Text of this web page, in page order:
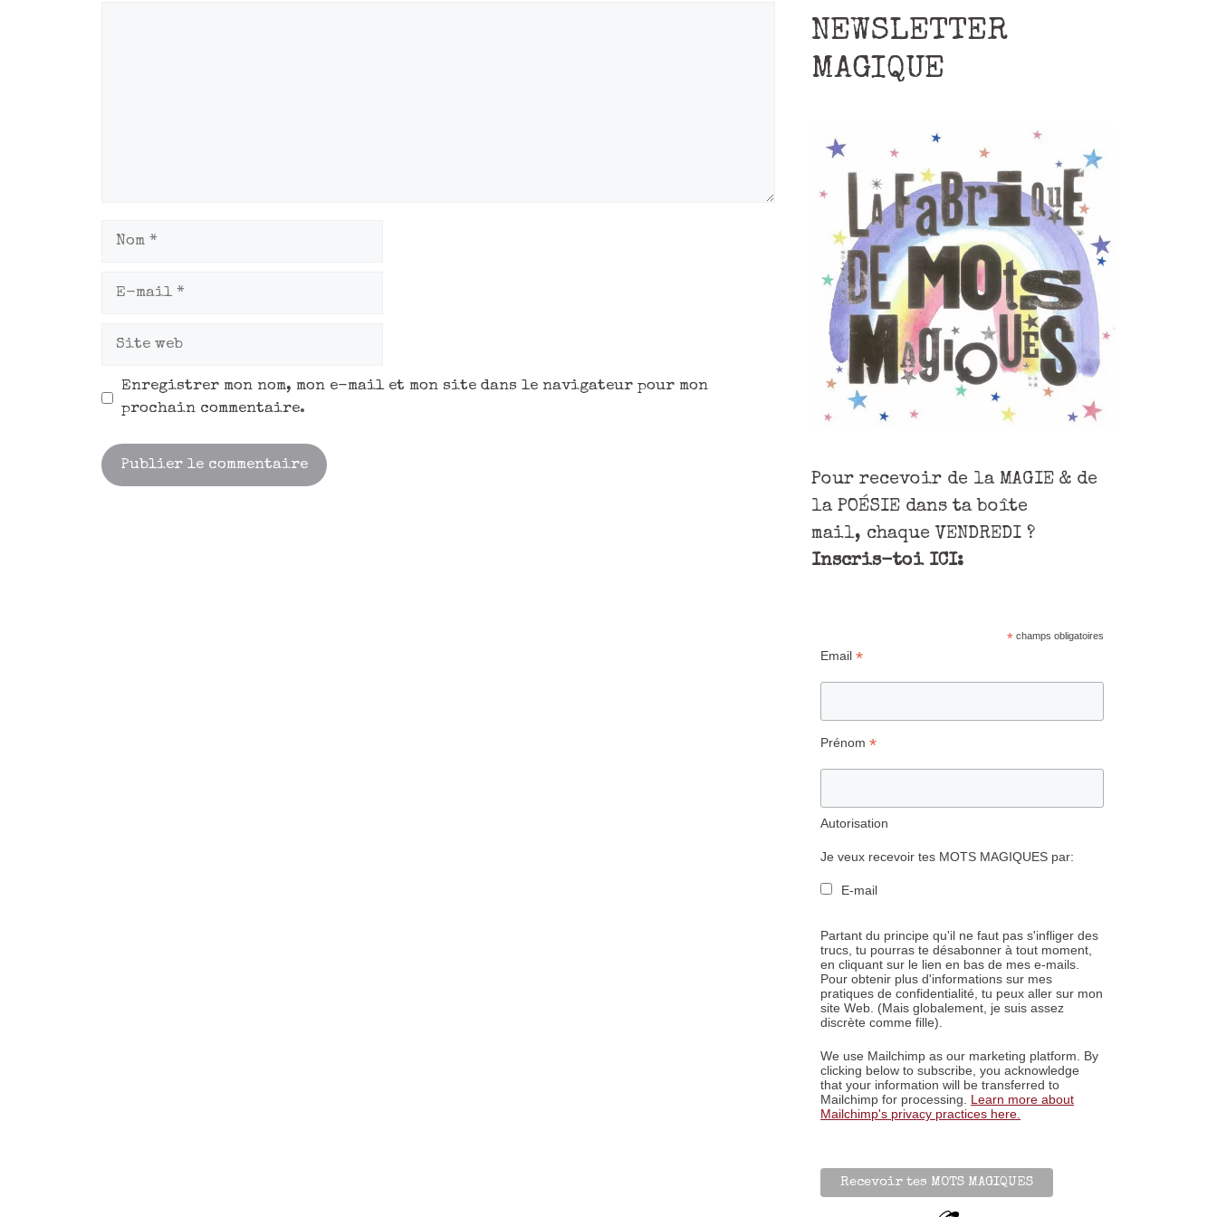
Enregistrer mon nom, mon e-mail et mon site dans le navigateur pour mon
prochain commentaire.
NEWSLETTER
MAGIQUE
Pour recevoir de la MAGIE & de
la POÉSIE dans ta boîte
mail, chaque VENDREDI ?
Inscris-toi ICI:
*champs obligatoires
Email*
Prénom*
Autorisation
Je veux recevoir tes MOTS MAGIQUES par:
E-mail
Partant du principe qu'il ne faut pas s'infliger des
trucs, tu pourras te désabonner à tout moment,
en cliquant sur le lien en bas de mes e-mails.
Pour obtenir plus d'informations sur mes
pratiques de confidentialité, tu peux aller sur mon
site Web. (Mais globalement, je suis assez
discrète comme fille).
We use Mailchimp as our marketing platform. By
clicking below to subscribe, you acknowledge
that your information will be transferred to
Mailchimp for processing. Learn more about
Mailchimp's privacy practices here.